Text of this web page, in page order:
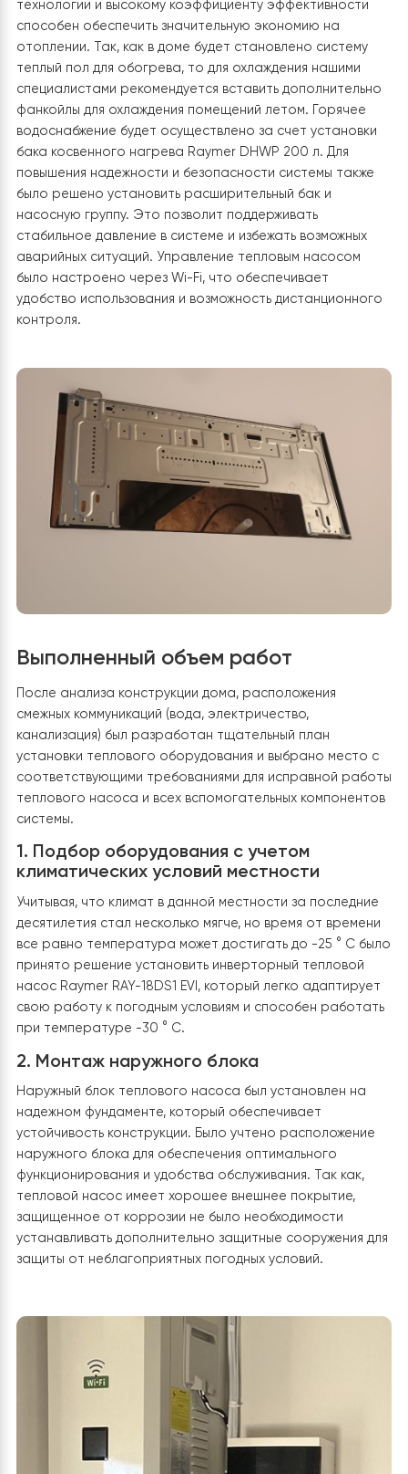
минимальных затратах на коммунальные услуги.
Решение:
После анализа представленных данных было принято
решение установить инверторный тепловой насос
Raymer RAY-18DS1 EVI, который благодаря своей
технологии и высокому коэффициенту
способен обеспечить значительную экономию на
отоплении. Так, как в доме будет становлено систему
теплый пол для обогрева, то для охлаждения нашими
специалистами рекомендуется вставить
фанкойлы для охлаждения помещений летом. Горячее
водоснабжение будет осуществлено за счет
бака косвенного нагрева Raymer DHWP 200 л. Для
было решено установить расширительный бак и
насосную группу. Это позволит поддерживать
стабильное давление в системе и избежать возможных
аварийных ситуаций. Управление тепловым насосом
было настроено через Wi-Fi, что обеспечивает
удобство использования и возможность
контроля.
Выполненный объем работ
После анализа конструкции дома, расположения
смежных коммуникаций (вода, электричество,
канализация) был разработан тщательный план
установки теплового оборудования и выбрано
соответствующими требованиями для исправной
системы.
1. Подбор оборудования с учетом
климатических условий местности
Учитывая, что климат в данной местности за
десятилетия стал несколько мягче, но время от
все равно температура может достигать до -25 ° C
принято решение установить инверторный тепловой
насос Raymer RAY-18DS1 EVI, который легко
2. Монтаж наружного блока
Наружный блок теплового насоса был установлен на
надежном фундаменте, который обеспечивает
устойчивость конструкции. Было учтено
наружного блока для обеспечения оптимального
функционирования и удобства обслуживания. Так как,